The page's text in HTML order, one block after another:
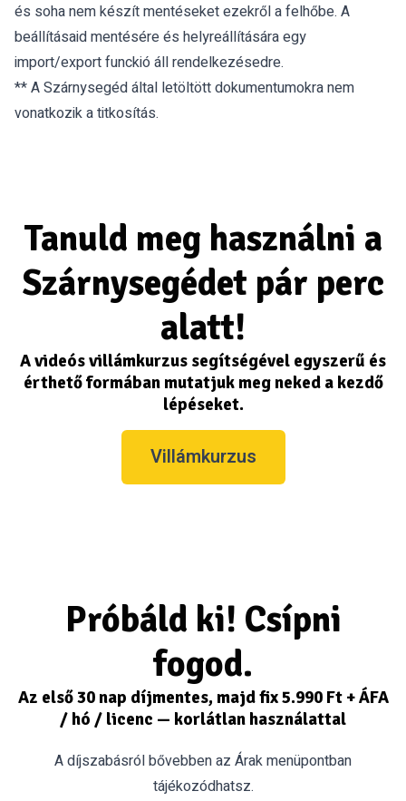
és soha nem készít mentéseket ezekről a felhőbe. A
beállításaid mentésére és helyreállítására egy
import/export funckió áll rendelkezésedre.
** A Szárnysegéd által letöltött dokumentumokra nem
vonatkozik a titkosítás.
Tanuld meg használni a
Szárnysegédet pár perc
alatt!
A videós villámkurzus segítségével egyszerű és
érthető formában mutatjuk meg neked a kezdő
lépéseket.
Villámkurzus
Próbáld ki! Csípni
fogod.
Az első 30 nap díjmentes, majd fix 5.990 Ft + ÁFA
/ hó / licenc — korlátlan használattal
A díjszabásról bővebben az Árakmenüpontban
tájékozódhatsz.